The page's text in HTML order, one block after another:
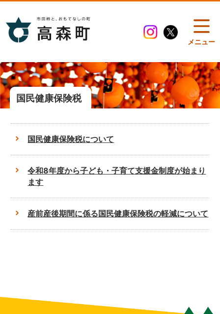
メニュー
国民健康保険税
国民健康保険税について
令和8年度から子ども・子育て支援金制度が始まり
ます
産前産後期間に係る国民健康保険税の軽減について